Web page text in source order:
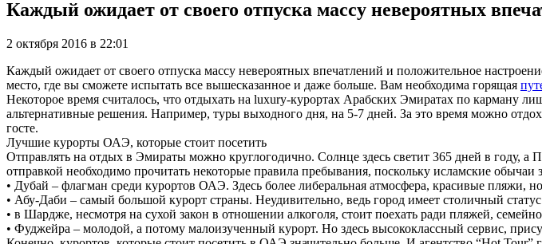
Каждый ожидает от своего отпуска массу невероятных
2 октября 2016 в 22:01
Каждый ожидает от своего отпуска массу невероятных впечатлений и положительное
место, где вы сможете испытать все вышесказанное и даже больше. Вам необходима горящая
Некоторое время считалось, что отдыхать на luxury-курортах Арабских Эмиратах по карману
альтернативные решения. Например, туры выходного дня, на 5-7 дней. За это время можно
госте.
Лучшие курорты ОАЭ, которые стоит посетить
Отправлять на отдых в Эмираты можно круглогодично. Солнце здесь светит 365 дней в году,
отправкой необходимо прочитать некоторые правила пребывания, поскольку исламские
• Дубай – флагман среди курортов ОАЭ. Здесь более либеральная атмосфера, красивые пляжи,
• Абу-Даби – самый большой курорт страны. Неудивительно, ведь город имеет столичный
• в Шардже, несмотря на сухой закон в отношении алкоголя, стоит поехать ради пляжей,
• Фуджейра – молодой, а потому малоизученный курорт. Но здесь высококлассный сервис,